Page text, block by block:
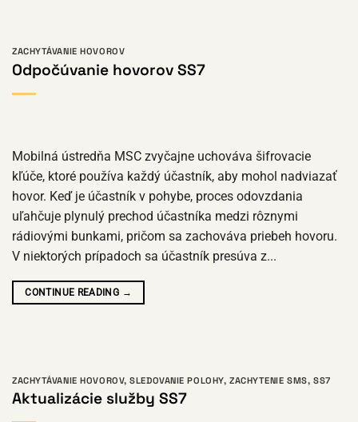
ZACHYTÁVANIE HOVOROV
Odpočúvanie hovorov SS7
Mobilná ústredňa MSC zvyčajne uchováva šifrovacie
kľúče, ktoré používa každý účastník, aby mohol nadviazať
hovor. Keď je účastník v pohybe, proces odovzdania
uľahčuje plynulý prechod účastníka medzi rôznymi
rádiovými bunkami, pričom sa zachováva priebeh hovoru.
V niektorých prípadoch sa účastník presúva z...
CONTINUE READING →
ZACHYTÁVANIE HOVOROV,SLEDOVANIE POLOHY, ZACHYTENIE SMS, SS7
Aktualizácie služby SS7